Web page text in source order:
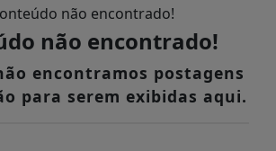
não encontrado!
encontramos postagens
para serem exibidas aqui.